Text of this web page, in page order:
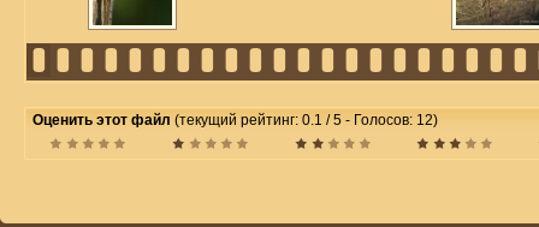
Оценить этот файл (текущий рейтинг: 0.1 / 5 - Голосов: 12)